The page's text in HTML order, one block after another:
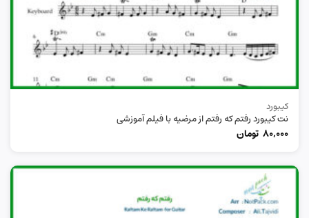
کیبورد
نت کیبورد رفتم که رفتم از مرضیه با فیلم آموزشی
80,000 تومان